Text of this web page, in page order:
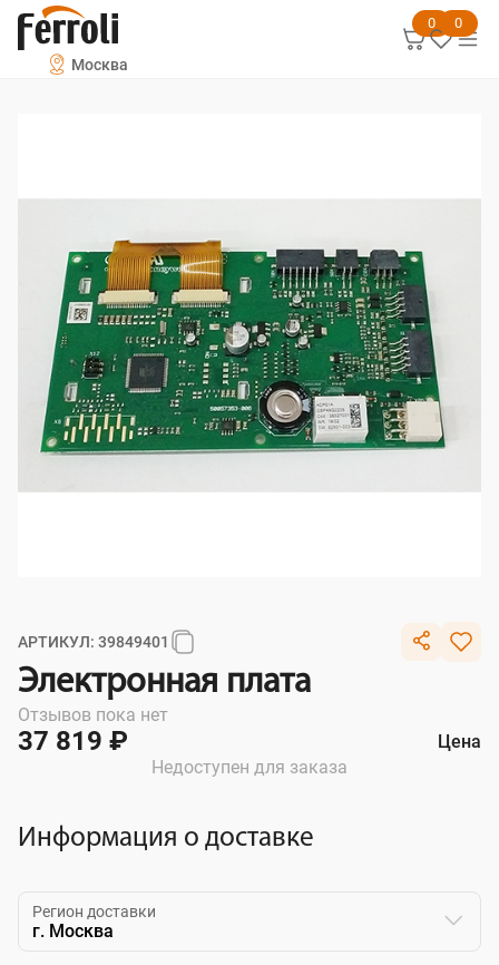
0 0
Москва
АРТИКУЛ: 39849401
Электронная плата
Отзывов пока нет
37 819 ₽
Цена
Недоступен для заказа
Информация о доставке
Регион доставки
г. Москва